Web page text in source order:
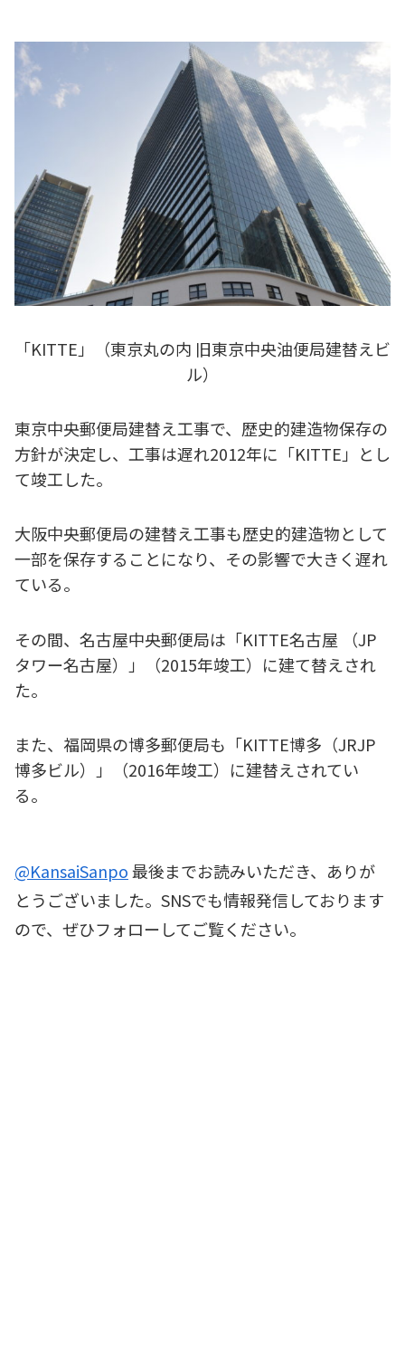
「KITTE」（東京丸の内 旧東京中央油便局建替えビ
ル）
東京中央郵便局建替え工事で、歴史的建造物保存の
方針が決定し、工事は遅れ2012年に「KITTE」とし
て竣工した。
大阪中央郵便局の建替え工事も歴史的建造物として
一部を保存することになり、その影響で大きく遅れ
ている。
その間、名古屋中央郵便局は「KITTE名古屋 （JP
タワー名古屋）」（2015年竣工）に建て替えされ
た。
また、福岡県の博多郵便局も「KITTE博多（JRJP
博多ビル）」（2016年竣工）に建替えされてい
る。
@KansaiSanpo最後までお読みいただき、ありが
とうございました。SNSでも情報発信しております
ので、ぜひフォローしてご覧ください。